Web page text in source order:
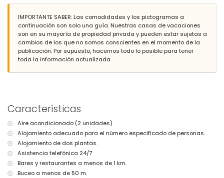
parcela cerrada
piscina privada de 8m x 4m y 1.8m de profundidad
jardín con árboles y mobiliario de jardín con tumbonas
4 terrazas, de las cuales 3 cubiertas
barbacoa
ducha exterior
zona de estar y comedor exterior
metros de la villa)
villa)
puerto más cercano: Puerto Aduanas del Mar, Jávea (a menos de 10
kilómetros de la villa)
parque más cercano: Montgó, Jávea (a menos de 14 kilómetros de la
villa)
aeropuerto más cercano: Alicante (a menos de 100 kilómetros de la
IMPORTANTE SABER: Las comodidades y los pictogramas a
continuación son solo una guía. Nuestras casas de vacaciones
son en su mayoría de propiedad privada y pueden estar sujetas a
cambios de los que no somos conscientes en el momento de la
publicación. Por supuesto, hacemos todo lo posible para tener
toda la información actualizada.
Características
Aire acondicionado (2 unidades)
Alojamiento adecuado para el número especificado de personas.
Alojamiento de dos plantas.
Asistencia telefónica 24/7
Bares y restaurantes a menos de 1 km.
Buceo a menos de 50 m.